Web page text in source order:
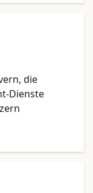
die
Dienste